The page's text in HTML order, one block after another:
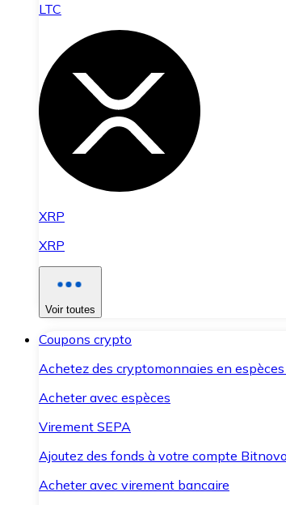
LTC
XRP
XRP
Voir toutes
Coupons crypto
Achetez des cryptomonnaies en
Acheter avec espèces
Virement SEPA
Ajoutez des fonds à votre compte
Acheter avec virement bancaire